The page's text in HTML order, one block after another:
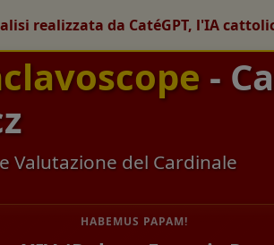
realizzata da CatéGPT, l'IA
-
Valutazione del Cardinale
HABEMUS PAPAM!